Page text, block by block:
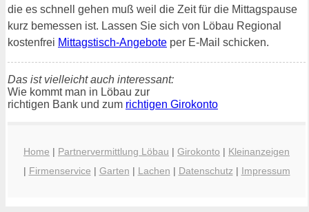
die es schnell gehen muß weil die Zeit für die Mittagspause
kurz bemessen ist. Lassen Sie sich von Löbau Regional
kostenfrei Mittagstisch-Angebote per E-Mail schicken.
Das ist vielleicht auch interessant:
Wie kommt man in Löbau zur
richtigen Bank und zum richtigen Girokonto
Home | Partnervermittlung Löbau | Girokonto | Kleinanzeigen
| Firmenservice | Garten | Lachen | Datenschutz| Impressum